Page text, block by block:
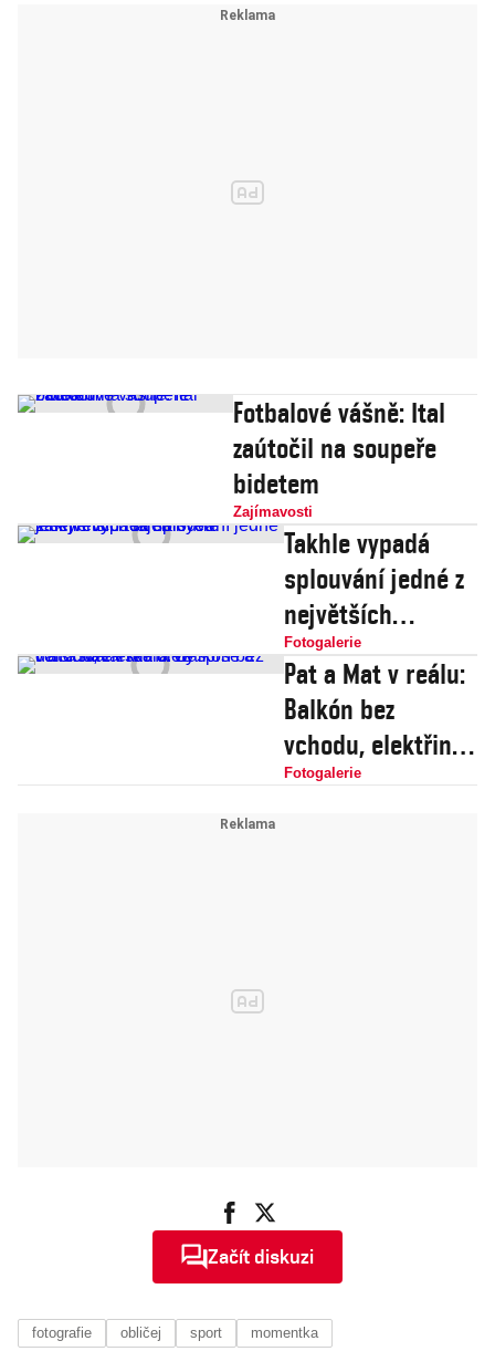
Fotbalové vášně: Ital
zaútočil na soupeře
bidetem
Zajímavosti
Takhle vypadá
splouvání jedné z
největších
tajemných
jeskynních řek na
světě
Fotogalerie
Pat a Mat v reálu:
Balkón bez
vchodu, elektřina
ve sprše a další
Fotogalerie
Začít diskuzi
fotografie obličej sport momentka